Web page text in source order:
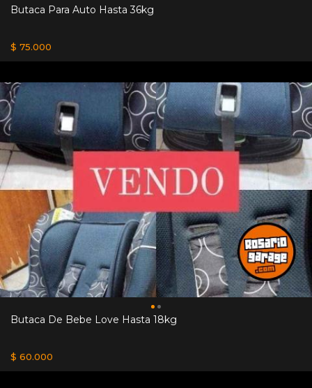
Butaca Para Auto Hasta 36kg
$ 75.000
Butaca De Bebe Love Hasta 18kg
$ 60.000